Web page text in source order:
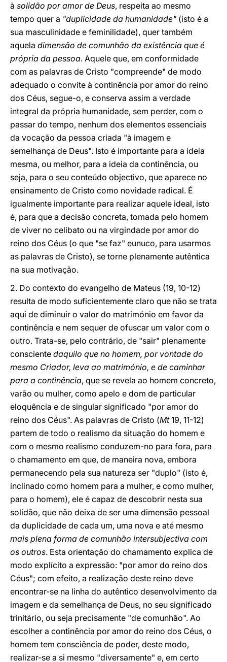
à solidão por amor de Deus, respeita ao mesmo
tempo quer a "duplicidade da humanidade" (isto é a
sua masculinidade e feminilidade), quer também
aquela dimensão de comunhão da existência que é
própria da pessoa. Aquele que, em conformidade
com as palavras de Cristo "compreende" de modo
adequado o convite à continência por amor do reino
dos Céus, segue-o, e conserva assim a verdade
integral da própria humanidade, sem perder, com o
passar do tempo, nenhum dos elementos essenciais
da vocação da pessoa criada "à imagem e
semelhança de Deus". Isto é importante para a ideia
mesma, ou melhor, para a ideia da continência, ou
seja, para o seu conteúdo objectivo, que aparece no
ensinamento de Cristo como novidade radical. É
igualmente importante para realizar aquele ideal, isto
é, para que a decisão concreta, tomada pelo homem
de viver no celibato ou na virgindade por amor do
reino dos Céus (o que "se faz" eunuco, para usarmos
as palavras de Cristo), se torne plenamente autêntica
na sua motivação.
2. Do contexto do evangelho de Mateus (19, 10-12)
resulta de modo suficientemente claro que não se trata
aqui de diminuir o valor do matrimónio em favor da
continência e nem sequer de ofuscar um valor com o
outro. Trata-se, pelo contrário, de "sair" plenamente
consciente daquilo que no homem, por vontade do
mesmo Criador, leva ao matrimónio, e de caminhar
para a continência, que se revela ao homem concreto,
varão ou mulher, como apelo e dom de particular
eloquência e de singular significado "por amor do
reino dos Céus". As palavras de Cristo (Mt19, 11-12)
partem de todo o realismo da situação do homem e
com o mesmo realismo conduzem-no para fora, para
o chamamento em que, de maneira nova, embora
permanecendo pela sua natureza ser "duplo" (isto é,
inclinado como homem para a mulher, e como mulher,
para o homem), ele é capaz de descobrir nesta sua
solidão, que não deixa de ser uma dimensão pessoal
da duplicidade de cada um, uma nova e até mesmo
mais plena forma de comunhão intersubjectiva com
os outros. Esta orientação do chamamento explica de
modo explícito a expressão: "por amor do reino dos
Céus"; com efeito, a realização deste reino deve
encontrar-se na linha do autêntico desenvolvimento da
imagem e da semelhança de Deus, no seu significado
trinitário, ou seja precisamente "de comunhão". Ao
escolher a continência por amor do reino dos Céus, o
homem tem consciência de poder, deste modo,
realizar-se a si mesmo "diversamente" e, em certo